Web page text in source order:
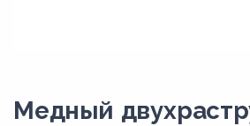
Медный